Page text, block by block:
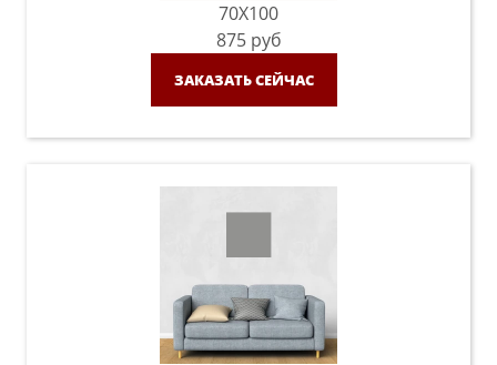
70X100
875 руб
ЗАКАЗАТЬ СЕЙЧАС